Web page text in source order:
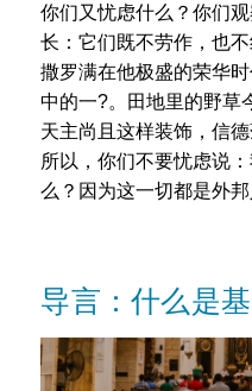
你们又忧虑什么？你们
长：它们既不劳作，也
撒罗满在他极盛的荣华
中的一?。田地里的野草
天主尚且这样装饰，信
所以，你们不要忧虑说
么？因为这一切都是外
导言：什么是